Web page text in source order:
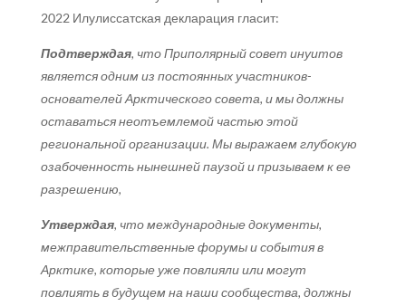
2022 Илулиссатская декларация гласит:
Подтверждая, что Приполярный совет инуитов
является одним из постоянных участников-
основателей Арктического совета, и мы должны
оставаться неотъемлемой частью этой
региональной организации. Мы выражаем глубокую
озабоченность нынешней паузой и призываем к ее
разрешению,
Утверждая, что международные документы,
межправительственные форумы и события в
Арктике, которые уже повлияли или могут
повлиять в будущем на наши сообщества, должны